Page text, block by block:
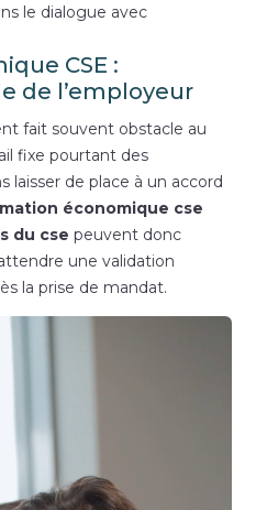
le dialogue avec
CSE :
de l’employeur
fait souvent obstacle au
fixe pourtant des
laisser de place à un accord
économique cse
du cse peuvent donc
une validation
la prise de mandat.